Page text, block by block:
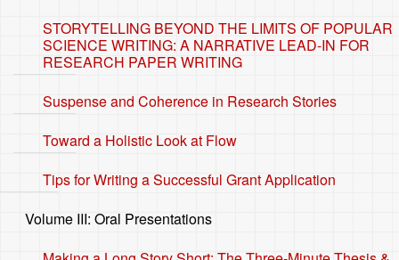
STORYTELLING BEYOND THE LIMITS OF POPULAR
SCIENCE WRITING: A NARRATIVE LEAD-IN FOR
RESEARCH PAPER WRITING
Suspense and Coherence in Research Stories
Toward a Holistic Look at Flow
Tips for Writing a Successful Grant Application
Volume III: Oral Presentations